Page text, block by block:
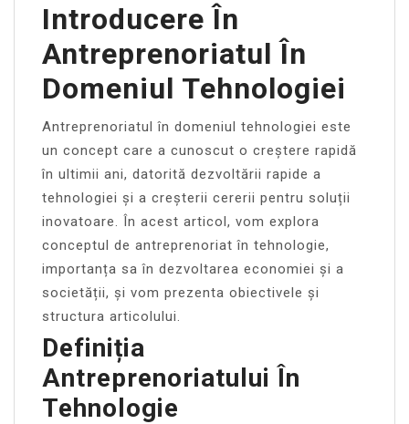
Introducere În
Antreprenoriatul În
Domeniul Tehnologiei
Antreprenoriatul în domeniul tehnologiei este
un concept care a cunoscut o creștere rapidă
în ultimii ani, datorită dezvoltării rapide a
tehnologiei și a creșterii cererii pentru soluții
inovatoare. În acest articol, vom explora
conceptul de antreprenoriat în tehnologie,
importanța sa în dezvoltarea economiei și a
societății, și vom prezenta obiectivele și
structura articolului.
Definiția
Antreprenoriatului În
Tehnologie